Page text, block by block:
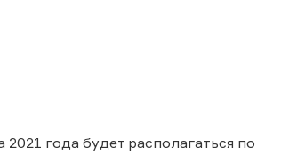
года будет располагаться по